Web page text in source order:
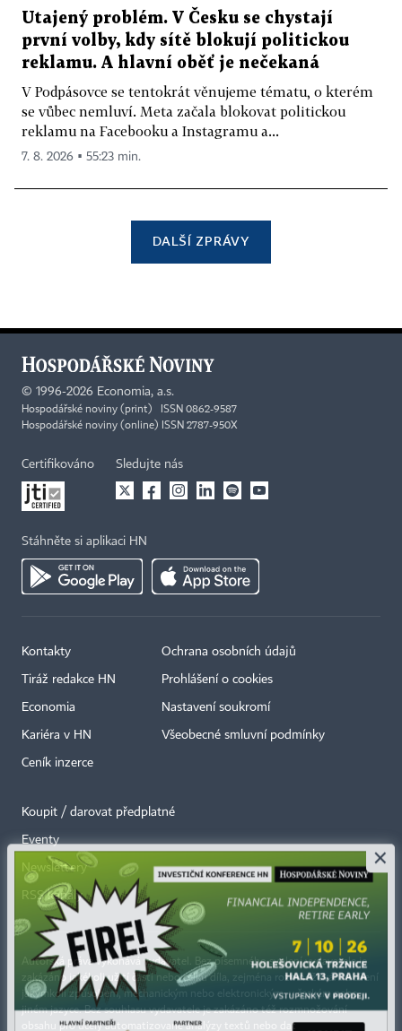
Utajený problém. V Česku se chystají
první volby, kdy sítě blokují politickou
reklamu. A hlavní oběť je nečekaná
V Podpásovce se tentokrát věnujeme tématu, o kterém
se vůbec nemluví. Meta začala blokovat politickou
reklamu na Facebooku a Instagramu a...
7. 8. 2026 ▪ 55:23 min.
DALŠÍ ZPRÁVY
© 1996-2026 Economia, a.s.
Hospodářské noviny (print) ISSN 0862-9587
Hospodářské noviny (online) ISSN 2787-950X
Certifikováno Sledujte nás
Stáhněte si aplikaci HN
Kontakty
Tiráž redakce HN
Economia
Kariéra v HN
Ceník inzerce
Ochrana osobních údajů
Prohlášení o cookies
Nastavení soukromí
Všeobecné smluvní podmínky
Koupit / darovat předplatné
Eventy
Newslettery
RSS kanály
Autorská práva vykonává vydavatel. Bez písemného svolení vydavatele je
zakázáno jakékoli užití částí nebo celku díla, zejména rozmnožování a šíření
jakýmkoli způsobem, mechanickým nebo elektronickým, v českém nebo
jiném jazyce. Bez souhlasu vydavatele je zakázáno též rozmnožování
obsahu pro účely automatizované analýzy textů nebo dat
×